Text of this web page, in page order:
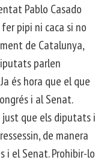
Pablo Casado
pipi ni caca si no
de Catalunya,
parlen
és hora que el que
i al Senat.
que els diputats i
de manera
i el Senat. Prohibir-lo